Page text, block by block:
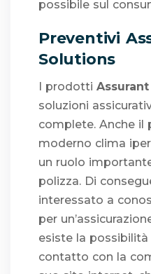
possibile sul
Preventivi
Solutions
I prodotti
soluzioni
complete. Anche il
moderno clima
un ruolo
polizza. Di
interessato a
per
esiste la
contatto con la